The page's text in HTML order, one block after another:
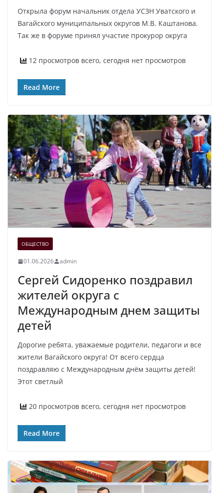
Открыла форум начальник отдела УСЗН Уватского и
Вагайского муниципальных округов М.В. Каштанова.
Так же в форуме принял участие прокурор округа
12 просмотров всего, сегодня нет просмотров
Read More
ОБЩЕСТВО
01.06.2026 admin
Сергей Сидоренко поздравил
жителей округа с
Международным днем защиты
детей
Дорогие ребята, уважаемые родители, педагоги и все
жители Вагайского округа! От всего сердца
поздравляю с Международным днём защиты детей!
Этот светлый
20 просмотров всего, сегодня нет просмотров
Read More